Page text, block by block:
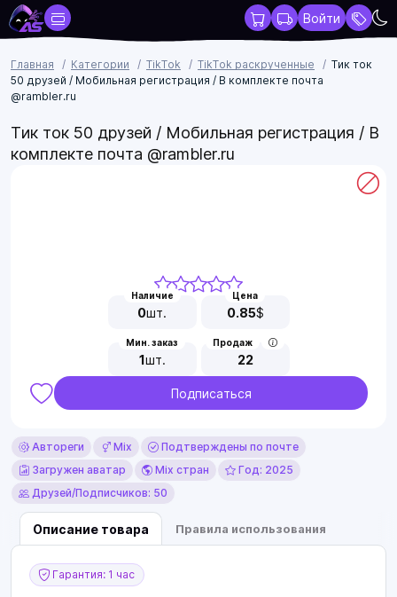
Войти
Главная Категории TikTok TikTok раскрученные
Тик ток
50 друзей / Мобильная регистрация / В комплекте почта
@rambler.ru
Тик ток 50 друзей / Мобильная регистрация / В
комплекте почта @rambler.ru
Наличие
0шт.
Цена
0.85$
Мин. заказ
1шт.
Продаж
22
Подписаться
Автореги Mix
Подтверждены по почте
Загружен аватар
Mix стран
Год: 2025
Друзей/Подписчиков: 50
Описание товара Правила использования
Гарантия: 1 час